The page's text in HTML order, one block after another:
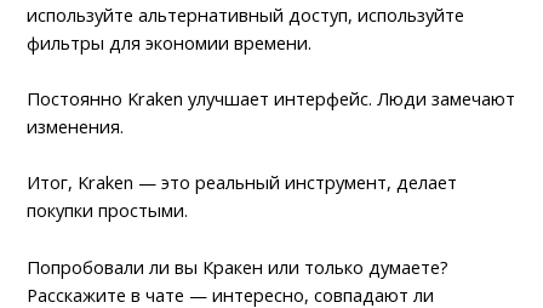
используйте альтернативный доступ, используйте
фильтры для экономии времени.
Постоянно Kraken улучшает интерфейс. Люди замечают
изменения.
Итог, Kraken — это реальный инструмент, делает
покупки простыми.
Попробовали ли вы Кракен или только думаете?
Расскажите в чате — интересно, совпадают ли